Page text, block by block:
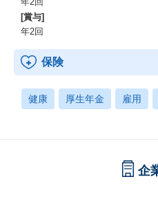
ます。
【AI駆動開発を本格化】
AIにプロンプトを投げて、次々
を実践するために、6月には「プ
を立ち上げました。
これは、CTOが1人で1ヶ月間に
う試みです。
ングな取り組みになります。
この取り組みを通じて、周りの
[賞与]
年2回
保険
健康 厚生年金 雇用
企